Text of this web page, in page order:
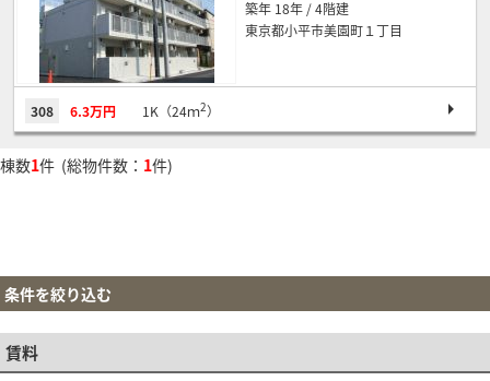
築年 18年 / 4階建
東京都小平市美園町１丁目
308 6.3万円 1K（24ｍ2）
棟数1件 (総物件数： 1件)
条件を絞り込む
賃料